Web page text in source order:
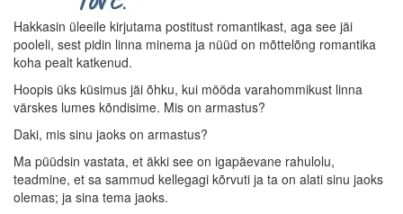
Hakkasin üleeile kirjutama postitust romantikast, aga see jäi
pooleli, sest pidin linna minema ja nüüd on mõttelõng romantika
koha pealt katkenud.
Hoopis üks küsimus jäi õhku, kui mööda varahommikust linna
värskes lumes kõndisime. Mis on armastus?
Daki, mis sinu jaoks on armastus?
Ma püüdsin vastata, et äkki see on igapäevane rahulolu,
teadmine, et sa sammud kellegagi kõrvuti ja ta on alati sinu jaoks
olemas; ja sina tema jaoks.